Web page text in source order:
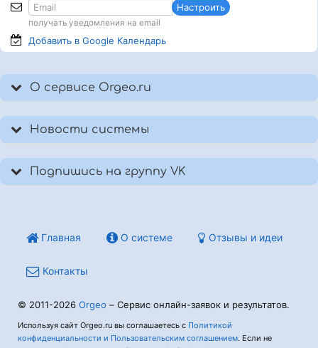
Настроить
получать уведомления на email
Добавить в Google Календарь
О сервисе Orgeo.ru
Новости системы
Подпишись на группу VK
Главная О системе Отзывы и идеи
Контакты
© 2011-2026 Orgeo – Сервис онлайн-заявок и результатов.
Используя сайт Orgeo.ru вы соглашаетесь с Политикой
конфиденциальности и Пользовательским соглашением. Если не